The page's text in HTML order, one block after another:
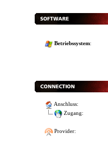
Betriebssystem:
Anschluss:
Zugang:
Provider: